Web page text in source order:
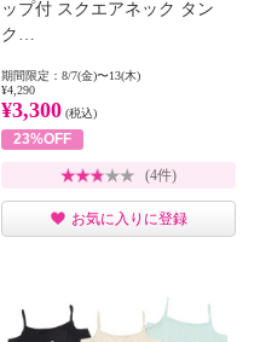
ップ付 スクエアネック タン
ク…
期間限定：8/7(金)〜13(木)
¥4,290
¥3,300 (税込)
23%OFF
(4件)
お気に入りに登録